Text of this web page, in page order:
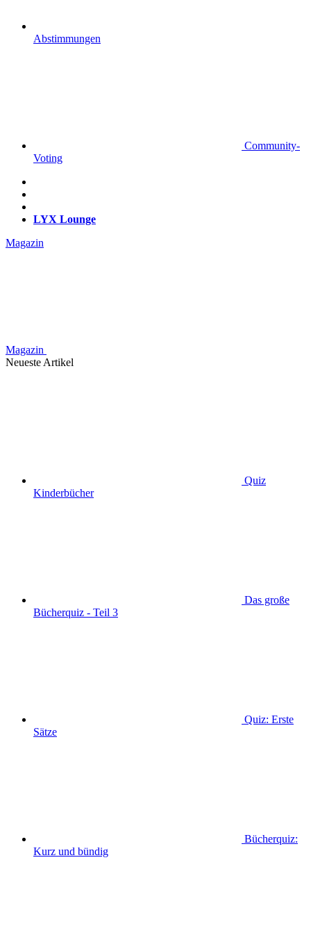
Abstimmungen
Community-
Voting
LYX Lounge
Magazin
Magazin
Neueste Artikel
Quiz
Kinderbücher
Das große
Bücherquiz - Teil 3
Quiz: Erste
Sätze
Bücherquiz:
Kurz und bündig